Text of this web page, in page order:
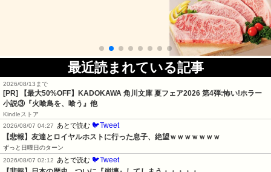
最近読まれている記事
2026/08/13まで
[PR] 【最大50%OFF】KADOKAWA 角川文庫 夏フェア2026 第4弾:怖い!ホラー
小説③『火喰鳥を、喰う』他
Kindleストア
2026/08/07 04:27
あとで読む 🐦Tweet
【悲報】友達とロイヤルホストに行った息子、絶望ｗｗｗｗｗｗｗ
ずっと日曜日のターン
2026/08/07 02:12
あとで読む 🐦Tweet